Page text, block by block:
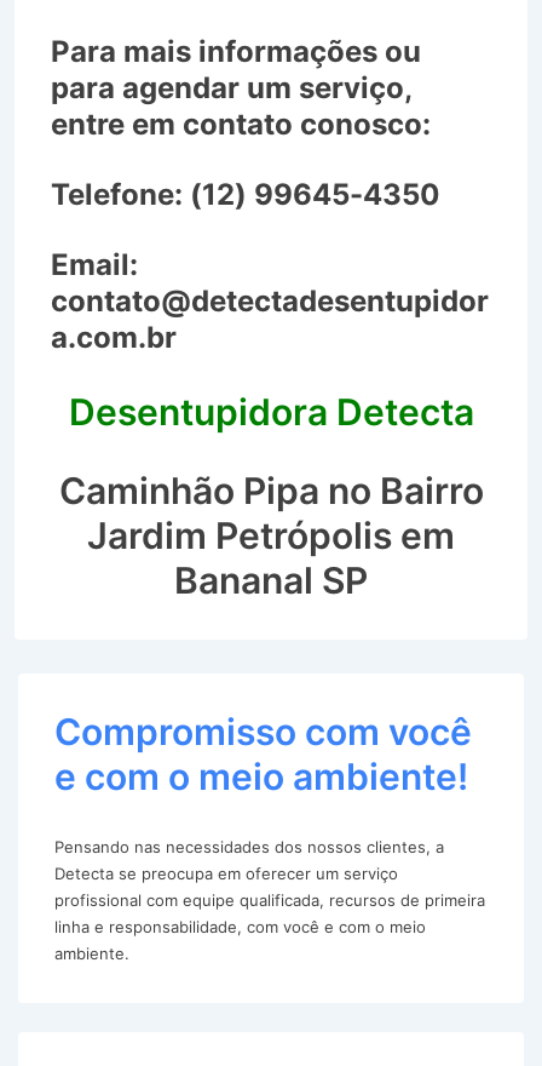
Para mais informações ou
para agendar um serviço,
entre em contato conosco:
Telefone: (12) 99645-4350
Email:
contato@detectadesentupidor
a.com.br
Desentupidora Detecta
Caminhão Pipa no Bairro
Jardim Petrópolis em
Bananal SP
Compromisso com você
e com o meio ambiente!
Pensando nas necessidades dos nossos clientes, a
Detecta se preocupa em oferecer um serviço
profissional com equipe qualificada, recursos de primeira
linha e responsabilidade, com você e com o meio
ambiente.